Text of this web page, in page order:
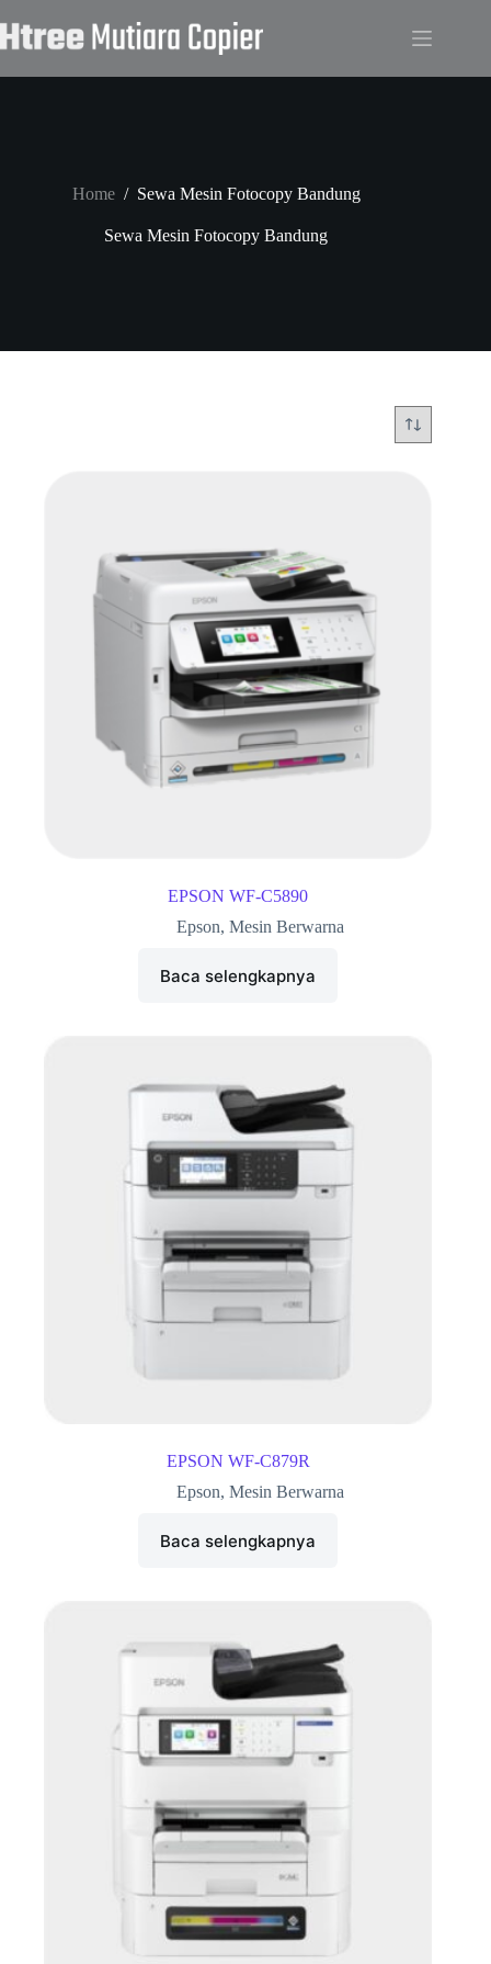
to
content
Home / Sewa Mesin Fotocopy Bandung
Sewa Mesin Fotocopy Bandung
EPSON WF-C5890
Epson, Mesin Berwarna
Baca selengkapnya
EPSON WF-C879R
Epson, Mesin Berwarna
Baca selengkapnya